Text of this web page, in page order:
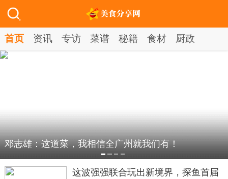
首页 资讯 专访 菜谱 秘籍 食材 厨政
邓志雄：这道菜，我相信全广州就我们有！
这波强强联合玩出新境界，探鱼首届